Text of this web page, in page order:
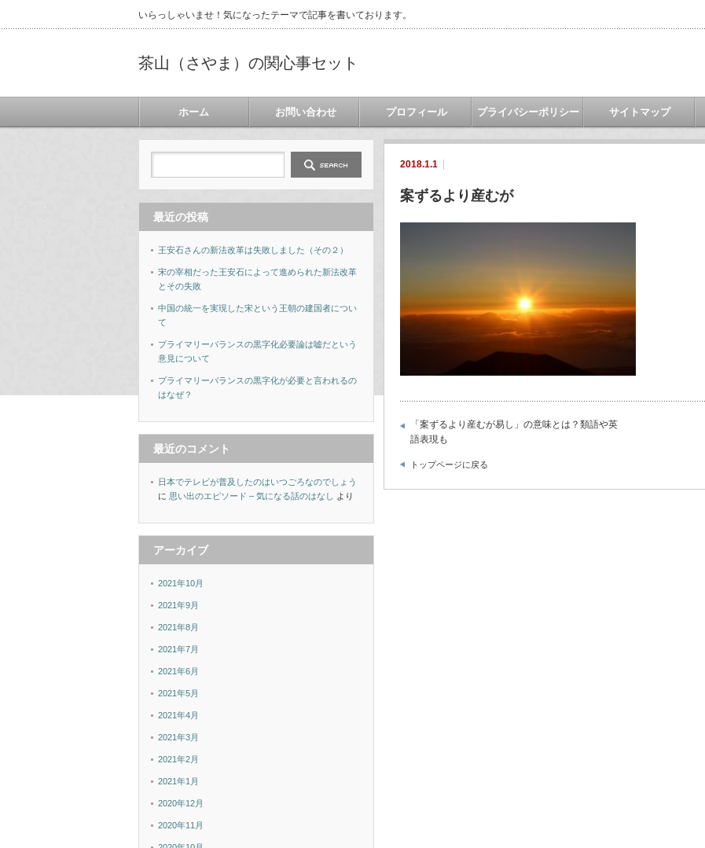
いらっしゃいませ！気になったテーマで記事を書いております。
茶山（さやま）の関心事セット
ホーム お問い合わせ プロフィール プライバシーポリシー サイトマップ
2018.1.1
案ずるより産むが
「案ずるより産むが易し」の意味とは？類語や英
語表現も
トップページに戻る
最近の投稿
王安石さんの新法改革は失敗しました（その２）
宋の宰相だった王安石によって進められた新法改革
とその失敗
中国の統一を実現した宋という王朝の建国者につい
て
プライマリーバランスの黒字化必要論は嘘だという
意見について
プライマリーバランスの黒字化が必要と言われるの
はなぜ？
最近のコメント
日本でテレビが普及したのはいつごろなのでしょう
に 思い出のエピソード – 気になる話のはなし より
アーカイブ
2021年10月
2021年9月
2021年8月
2021年7月
2021年6月
2021年5月
2021年4月
2021年3月
2021年2月
2021年1月
2020年12月
2020年11月